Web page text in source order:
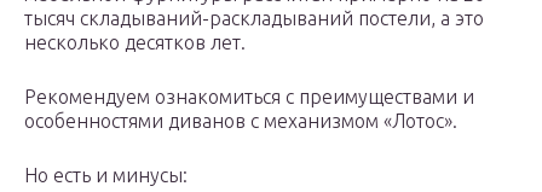
тысяч складываний-раскладываний постели, а это
несколько десятков лет.
Рекомендуем ознакомиться с преимуществами и
особенностями диванов с механизмом «Лотос».
Но есть и минусы: